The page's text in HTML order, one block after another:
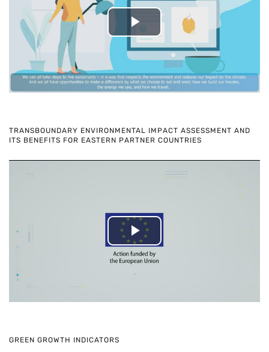
Play
Video
TRANSBOUNDARY ENVIRONMENTAL IMPACT ASSESSMENT AND
ITS BENEFITS FOR EASTERN PARTNER COUNTRIES
Play
Video
GREEN GROWTH INDICATORS